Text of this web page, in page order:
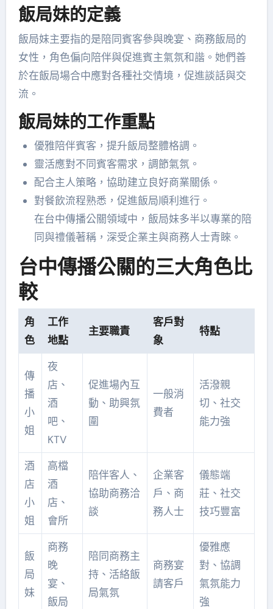
飯局妹的定義
飯局妹主要指的是陪同賓客參與晚宴、商務飯局的
女性，角色偏向陪伴與促進賓主氣氛和諧。她們善
於在飯局場合中應對各種社交情境，促進談話與交
流。
飯局妹的工作重點
優雅陪伴賓客，提升飯局整體格調。
靈活應對不同賓客需求，調節氣氛。
配合主人策略，協助建立良好商業關係。
對餐飲流程熟悉，促進飯局順利進行。
在台中傳播公關領域中，飯局妹多半以專業的陪
同與禮儀著稱，深受企業主與商務人士青睞。
台中傳播公關的三大角色比
較
角
色
工作
地點
主要職責
客戶對
象
特點
傳
播
小
姐
夜
店、
酒
吧、
KTV
促進場內互
動、助興氛
圍
一般消
費者
活潑親
切、社交
能力強
酒
店
小
姐
高檔
酒
店、
會所
陪伴客人、
協助商務洽
談
企業客
戶、商
務人士
儀態端
莊、社交
技巧豐富
飯
局
妹
商務
晚
宴、
飯局
陪同商務主
持、活絡飯
局氣氛
商務宴
請客戶
優雅應
對、協調
氣氛能力
強